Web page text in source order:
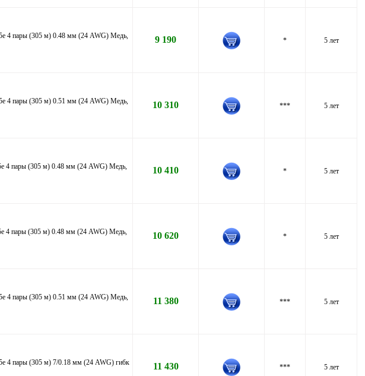
4 пары (305 м) 0.48 мм (24 AWG) Медь,
9 190 * 5 лет
4 пары (305 м) 0.51 мм (24 AWG) Медь,
10 310 *** 5 лет
4 пары (305 м) 0.48 мм (24 AWG) Медь,
10 410 * 5 лет
4 пары (305 м) 0.48 мм (24 AWG) Медь,
10 620 * 5 лет
4 пары (305 м) 0.51 мм (24 AWG) Медь,
11 380 *** 5 лет
4 пары (305 м) 7/0.18 мм (24 AWG) гибк
11 430 *** 5 лет